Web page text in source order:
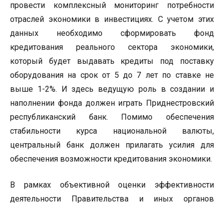
провести комплексный мониторинг потребности
отраслей экономики в инвестициях. С учетом этих
данных необходимо сформировать фонд
кредитования реального сектора экономики,
который будет выдавать кредиты под поставку
оборудования на срок от 5 до 7 лет по ставке не
выше 1-2%. И здесь ведущую роль в создании и
наполнении фонда должен играть Приднестровский
республиканский банк. Помимо обеспечения
стабильности курса национальной валюты,
центральный банк должен прилагать усилия для
обеспечения возможности кредитования экономики.
В рамках объективной оценки эффективности
деятельности Правительства и иных органов